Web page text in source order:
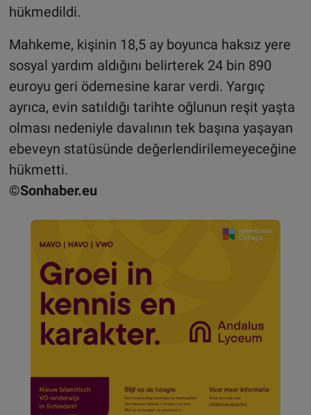
hükmedildi.
Mahkeme, kişinin 18,5 ay boyunca haksız yere
sosyal yardım aldığını belirterek 24 bin 890
euroyu geri ödemesine karar verdi. Yargıç
ayrıca, evin satıldığı tarihte oğlunun reşit yaşta
olması nedeniyle davalının tek başına yaşayan
ebeveyn statüsünde değerlendirilemeyeceğine
hükmetti.
©Sonhaber.eu